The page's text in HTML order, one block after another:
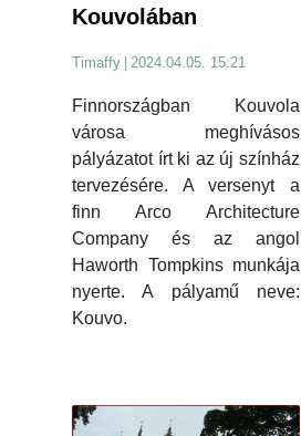
Kouvolában
Timaffy 2024.04.05. 15:21
Finnországban Kouvola
városa meghívásos
pályázatot írt ki az új színház
tervezésére. A versenyt a
finn Arco Architecture
Company és az angol
Haworth Tompkins munkája
nyerte. A pályamű neve:
Kouvo.